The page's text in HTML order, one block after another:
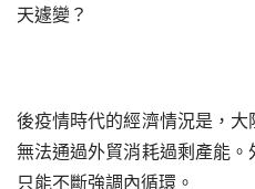
天遽變？
後疫情時代的經濟情況是，
無法通過外貿消耗過剩產能
只能不斷強調內循環。